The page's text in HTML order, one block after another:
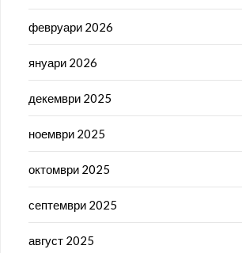
февруари 2026
януари 2026
декември 2025
ноември 2025
октомври 2025
септември 2025
август 2025